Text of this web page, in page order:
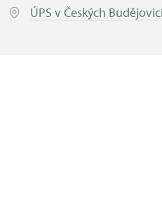
ÚPS v Českých